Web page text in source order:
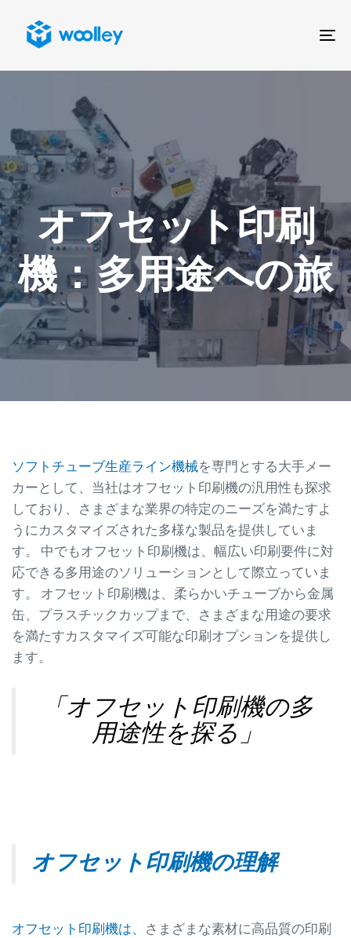
オフセット印刷
機：多用途への旅
ソフトチューブ生産ライン機械を専門とする大手メー
カーとして、当社はオフセット印刷機の汎用性も探求
しており、さまざまな業界の特定のニーズを満たすよ
うにカスタマイズされた多様な製品を提供していま
す。 中でもオフセット印刷機は、幅広い印刷要件に対
応できる多用途のソリューションとして際立っていま
す。 オフセット印刷機は、柔らかいチューブから金属
缶、プラスチックカップまで、さまざまな用途の要求
を満たすカスタマイズ可能な印刷オプションを提供し
ます。
「オフセット印刷機の多
用途性を探る」
オフセット印刷機の理解
オフセット印刷機は、 さまざまな素材に高品質の印刷